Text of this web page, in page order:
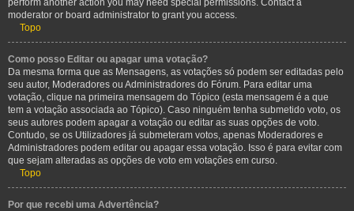
perform another action you may need special permissions. Contact a
moderator or board administrator to grant you access.
Topo
Como posso Editar ou apagar uma votação?
Da mesma forma que as Mensagens, as votações só podem ser editadas pelo
seu autor, Moderadores ou Administradores do Fórum. Para editar uma
votação, clique na primeira mensagem do Tópico (esta mensagem é a que
tem a votação associada ao Tópico). Caso ninguém tenha submetido voto, os
seus autores podem apagar a votação ou editar as suas opções de voto.
Contudo, se os Utilizadores já submeteram votos, apenas Moderadores e
Administradores podem editar ou apagar essa votação. Isso é para evitar com
que sejam alteradas as opções de voto em votações em curso.
Topo
Por que recebi uma Advertência?